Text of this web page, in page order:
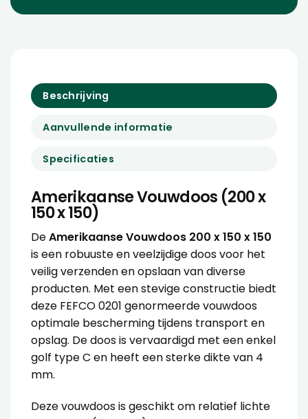
Beschrijving
Aanvullende informatie
Specificaties
Amerikaanse Vouwdoos (200 x
150 x 150)
DeAmerikaanse Vouwdoos 200 x 150 x 150
is een robuuste en veelzijdige doos voor het
veilig verzenden en opslaan van diverse
producten. Met een stevige constructie biedt
deze FEFCO 0201 genormeerde vouwdoos
optimale bescherming tijdens transport en
opslag. De doos is vervaardigd met een enkel
golf type C en heeft een sterke dikte van 4
mm.
Deze vouwdoos is geschikt om relatief lichte